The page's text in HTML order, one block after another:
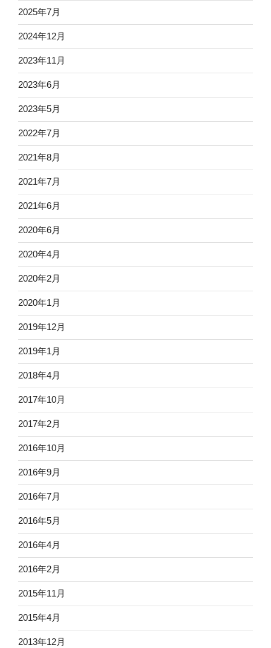
2025年7月
2024年12月
2023年11月
2023年6月
2023年5月
2022年7月
2021年8月
2021年7月
2021年6月
2020年6月
2020年4月
2020年2月
2020年1月
2019年12月
2019年1月
2018年4月
2017年10月
2017年2月
2016年10月
2016年9月
2016年7月
2016年5月
2016年4月
2016年2月
2015年11月
2015年4月
2013年12月